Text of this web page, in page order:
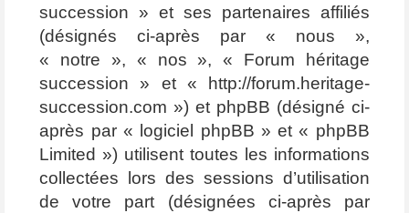
succession » et ses partenaires affiliés
(désignés ci-après par « nous »,
« notre », « nos », « Forum héritage
succession » et « http://forum.heritage-
succession.com ») et phpBB (désigné ci-
après par « logiciel phpBB » et « phpBB
Limited ») utilisent toutes les informations
collectées lors des sessions d’utilisation
de votre part (désignées ci-après par